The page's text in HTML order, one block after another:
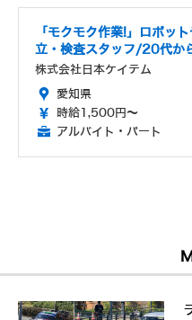
「モクモク作業!」ロボッ
立・検査スタッフ/20代か
株式会社日本ケイテム
愛知県
時給1,500円～
アルバイト・パート